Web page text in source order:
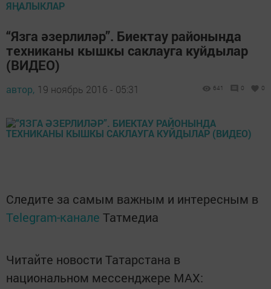
ЯҢАЛЫКЛАР
“Язга әзерлиләр”. Биектау районында
техниканы кышкы саклауга куйдылар
(ВИДЕО)
автор, 19 ноябрь 2016 - 05:31 641 0 0
Следите за самым важным и интересным в
Telegram-канале Татмедиа
Читайте новости Татарстана в
национальном мессенджере MАХ: